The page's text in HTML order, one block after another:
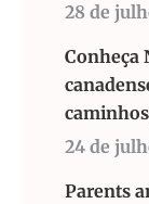
28 de
Conheça
24 de
Parents